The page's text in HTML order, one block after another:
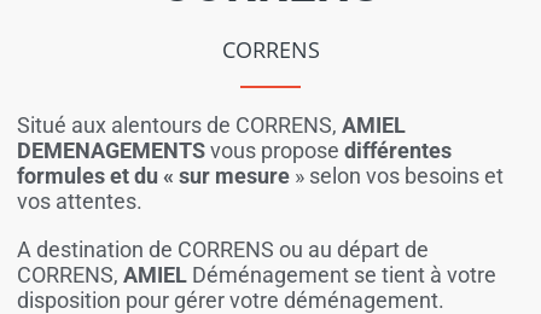
CORRENS
Situé aux alentours de CORRENS, AMIEL
DEMENAGEMENTSvous propose différentes
formules et du « sur mesure » selon vos besoins et
vos attentes.
A destination de CORRENS ou au départ de
CORRENS, AMIEL Déménagement se tient à votre
disposition pour gérer votre déménagement.